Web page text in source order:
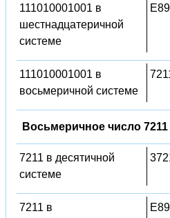
111010001001 в
шестнадцатеричной
системе
E89
111010001001 в
восьмеричной системе
Восьмеричное число 7211
7211 в десятичной
системе
7211 в
E89